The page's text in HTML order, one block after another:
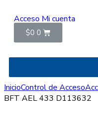
Acceso Mi cuenta
$0 0
InicioControl de Acceso
BFT AEL 433 D113632